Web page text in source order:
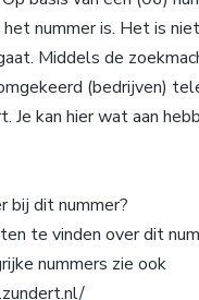
nummer is. Het is
Middels de
(bedrijven)
Je kan hier wat aan
bij dit nummer?
te vinden over dit
nummers zie ook